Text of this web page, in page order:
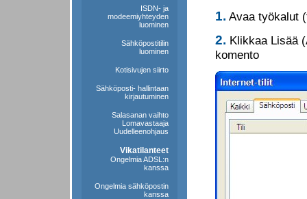
ISDN- ja
modeemiyhteyden
luominen
Sähköpostitilin
luominen
Kotisivujen siirto
Sähköposti- hallintaan
kirjautuminen
Salasanan vaihto
Lomavastaaja
Uudelleenohjaus
Vikatilanteet
Ongelmia ADSL:n
kanssa
Ongelmia sähköpostin
kanssa
1. Avaa työkalut
2. Klikkaa Lisää
komento